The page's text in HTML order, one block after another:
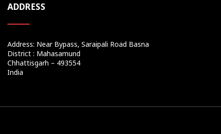
ADDRESS
Address: Near Bypass, Saraipali Road Basna
District : Mahasamund
Chhattisgarh – 493554
India